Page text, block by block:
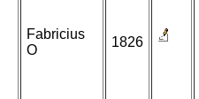
Fabricius
O
1826